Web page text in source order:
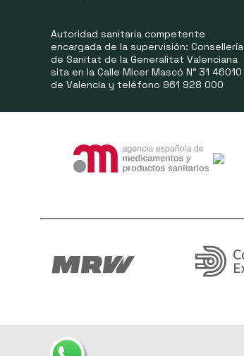
Autoridad sanitaria competente
encargada de la supervisión: Consellería
de Sanitat de la Generalitat Valenciana
sita en la Calle Micer Mascó N° 31 46010
de Valencia y teléfono 961 928 000